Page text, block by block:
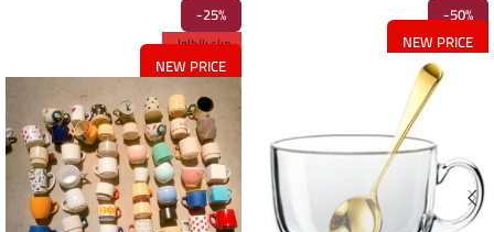
-50%
NEW PRICE
-25%
مباع بالكامل
NEW PRICE